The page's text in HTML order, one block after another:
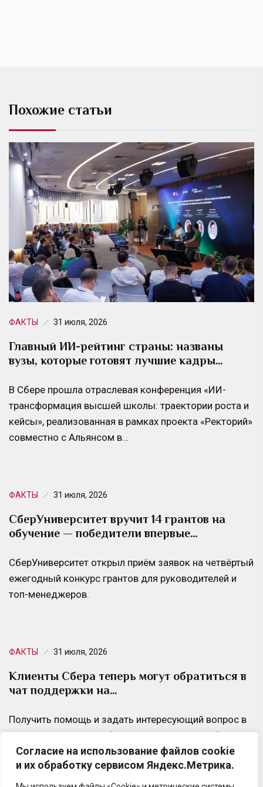
Согласие на использование файлов cookie
и их обработку сервисом Яндекс.Метрика.
Похожие статьи
ФАКТЫ 31 июля, 2026
Главный ИИ-рейтинг страны: названы
вузы, которые готовят лучшие кадры…
В Сбере прошла отраслевая конференция «ИИ-
трансформация высшей школы: траектории роста и
кейсы», реализованная в рамках проекта «Ректорий»
совместно с Альянсом в…
ФАКТЫ 31 июля, 2026
СберУниверситет вручит 14 грантов на
обучение — победители впервые…
СберУниверситет открыл приём заявок на четвёртый
ежегодный конкурс грантов для руководителей и
топ-менеджеров.
ФАКТЫ 31 июля, 2026
Клиенты Сбера теперь могут обратиться в
чат поддержки на…
Получить помощь и задать интересующий вопрос в
чате поддержки в мобильном приложении СберБанк
Онлайн теперь можно на иностранных языках,
языках народов России…